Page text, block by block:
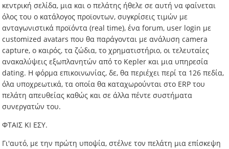
κεντρική σελίδα, μια και ο πελάτης ήθελε σε αυτή να φαίνεται
όλος του ο κατάλογος προϊοντων, συγκρίσεις τιμών με
ανταγωνιστικά προϊόντα (real time), ένα forum, user login με
customized avatars που θα παράγονται με ανάλυση camera
capture, ο καιρός, τα ζώδια, το χρηματιστήριο, οι τελευταίες
ανακαλύψεις εξωπλανητών από το Kepler και μια υπηρεσία
dating. Η φόρμα επικοινωνίας, δε, θα περιέχει περί τα 126 πεδία,
όλα υποχρεωτικά, τα οποία θα καταχωρούνται στο ERP του
πελάτη απευθείας καθώς και σε άλλα πέντε συστήματα
συνεργατών του.
ΦΤΑΙΣ ΚΙ ΕΣΥ.
Γι'αυτό, με την πρώτη υποψία, στέλνε τον πελάτη μια επίσκεψη